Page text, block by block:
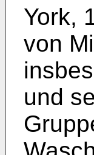
York,
von
und